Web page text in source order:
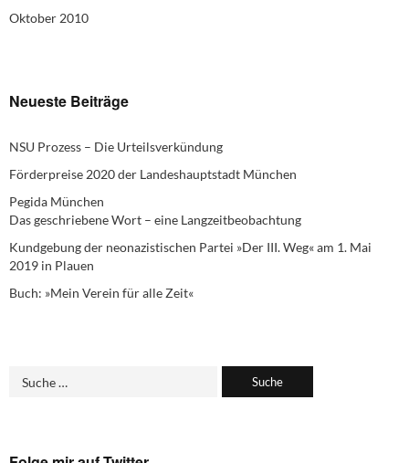
Oktober 2010
Neueste Beiträge
NSU Prozess – Die Urteilsverkündung
Förderpreise 2020 der Landeshauptstadt München
Pegida München
Das geschriebene Wort – eine Langzeitbeobachtung
Kundgebung der neonazistischen Partei »Der III. Weg« am 1. Mai
2019 in Plauen
Buch: »Mein Verein für alle Zeit«